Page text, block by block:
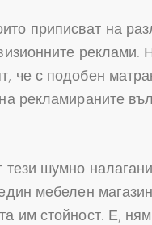
приписват на
реклами.
че с подобен
рекламираните
шумно
мебелен
им стойност. Е,